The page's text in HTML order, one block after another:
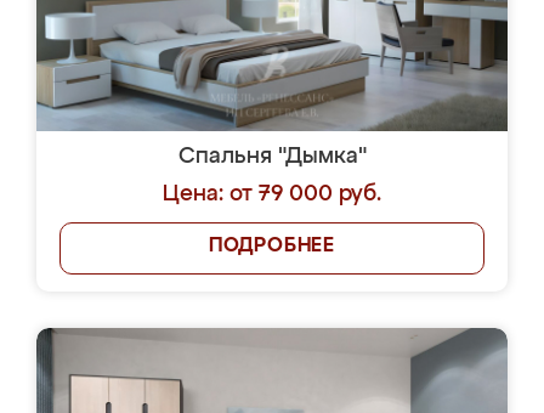
Спальня "Дымка"
Цена: от 79 000 руб.
ПОДРОБНЕЕ